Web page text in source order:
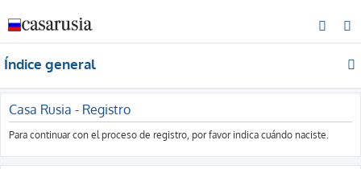
u
r
Índice general
Casa Rusia - Registro
Para continuar con el proceso de registro, por favor indica cuándo naciste.